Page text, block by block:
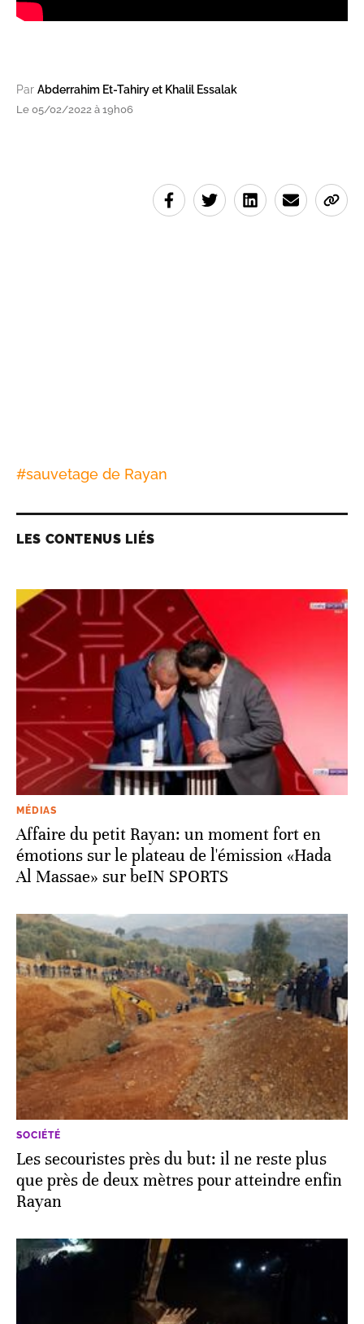
Par Abderrahim Et-Tahiry et Khalil Essalak
Le 05/02/2022 à 19h06
#sauvetage de Rayan
LES CONTENUS LIÉS
MÉDIAS
Affaire du petit Rayan: un moment fort en
émotions sur le plateau de l'émission «Hada
Al Massae» sur beIN SPORTS
SOCIÉTÉ
Les secouristes près du but: il ne reste plus
que près de deux mètres pour atteindre enfin
Rayan